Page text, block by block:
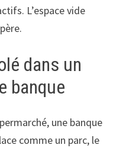
L’espace vide
dans un
banque
une banque
comme un parc, le